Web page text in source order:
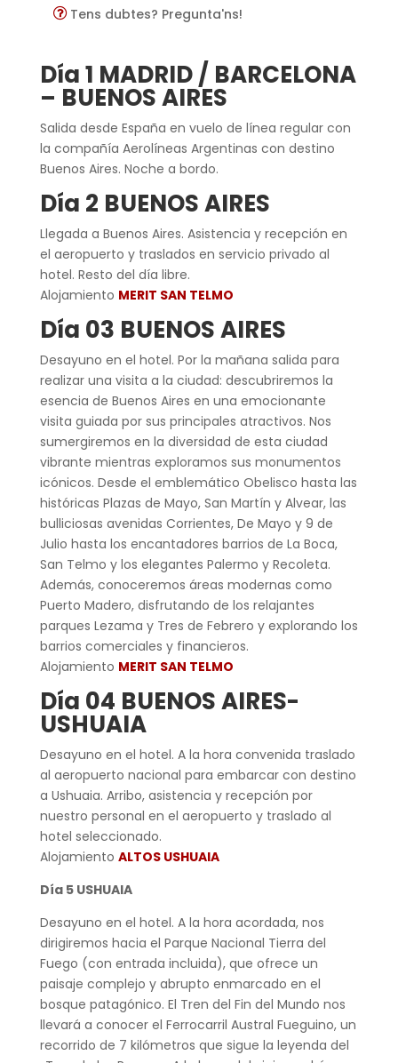
Tens dubtes? Pregunta'ns!
Día 1 MADRID / BARCELONA
– BUENOS AIRES
Salida desde España en vuelo de línea regular con
la compañía Aerolíneas Argentinas con destino
Buenos Aires. Noche a bordo.
Día 2 BUENOS AIRES
Llegada a Buenos Aires. Asistencia y recepción en
el aeropuerto y traslados en servicio privado al
hotel. Resto del día libre.
Alojamiento MERIT SAN TELMO
Día 03 BUENOS AIRES
Desayuno en el hotel. Por la mañana salida para
realizar una visita a la ciudad: descubriremos la
esencia de Buenos Aires en una emocionante
visita guiada por sus principales atractivos. Nos
sumergiremos en la diversidad de esta ciudad
vibrante mientras exploramos sus monumentos
icónicos. Desde el emblemático Obelisco hasta las
históricas Plazas de Mayo, San Martín y Alvear, las
bulliciosas avenidas Corrientes, De Mayo y 9 de
Julio hasta los encantadores barrios de La Boca,
San Telmo y los elegantes Palermo y Recoleta.
Además, conoceremos áreas modernas como
Puerto Madero, disfrutando de los relajantes
parques Lezama y Tres de Febrero y explorando los
barrios comerciales y financieros.
Alojamiento MERIT SAN TELMO
Día 04 BUENOS AIRES-
USHUAIA
Desayuno en el hotel. A la hora convenida traslado
al aeropuerto nacional para embarcar con destino
a Ushuaia. Arribo, asistencia y recepción por
nuestro personal en el aeropuerto y traslado al
hotel seleccionado.
Alojamiento ALTOS USHUAIA
Día 5 USHUAIA
Desayuno en el hotel. A la hora acordada, nos
dirigiremos hacia el Parque Nacional Tierra del
Fuego (con entrada incluida), que ofrece un
paisaje complejo y abrupto enmarcado en el
bosque patagónico. El Tren del Fin del Mundo nos
llevará a conocer el Ferrocarril Austral Fueguino, un
recorrido de 7 kilómetros que sigue la leyenda del